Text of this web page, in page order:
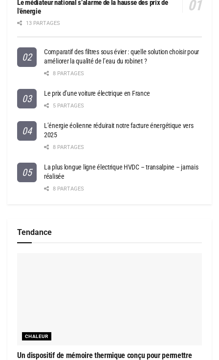
Le médiateur national s’alarme de la hausse des prix de
l’énergie
13 PARTAGES
Comparatif des filtres sous évier : quelle solution choisir pour
améliorer la qualité de l’eau du robinet ?
8 PARTAGES
Le prix d’une voiture électrique en France
5 PARTAGES
L’énergie éolienne réduirait notre facture énergétique vers
2025
8 PARTAGES
La plus longue ligne électrique HVDC – transalpine – jamais
réalisée
8 PARTAGES
Tendance
CHALEUR
Un dispositif de mémoire thermique conçu pour permettre